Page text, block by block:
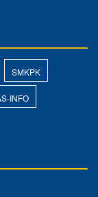
SMKPK
INFO